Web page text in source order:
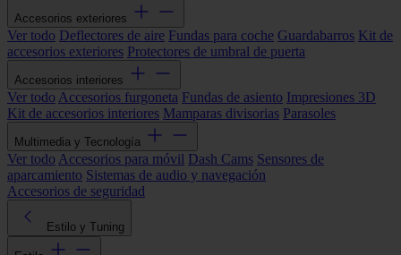
Accesorios exteriores
Ver todo Deflectores de aire Fundas para coche Guardabarros Kit de
accesorios exteriores Protectores de umbral de puerta
Accesorios interiores
Ver todo Accesorios furgoneta Fundas de asiento Impresiones 3D
Kit de accesorios interiores Mamparas divisorias Parasoles
Multimedia y Tecnología
Ver todo Accesorios para móvil Dash Cams Sensores de
aparcamiento Sistemas de audio y navegación
Accesorios de seguridad
Estilo y Tuning